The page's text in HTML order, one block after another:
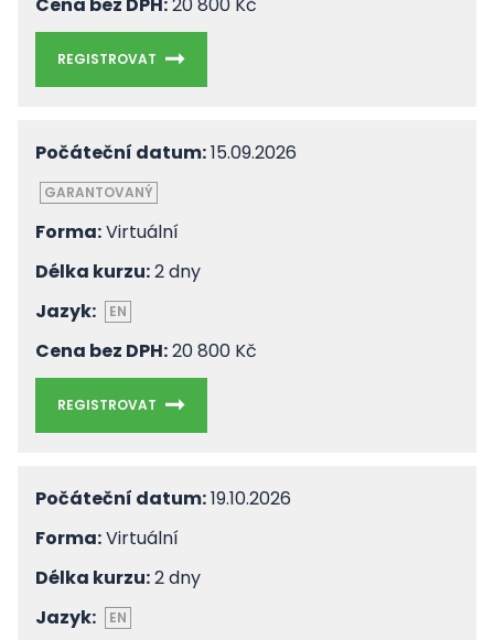
REGISTROVAT
Počáteční datum:15.09.2026
GARANTOVANÝ
Forma:Virtuální
Délka kurzu:2 dny
Jazyk:
EN
Cena bez DPH:20 800 Kč
REGISTROVAT
Počáteční datum:19.10.2026
Forma:Virtuální
Délka kurzu:2 dny
Jazyk:
EN